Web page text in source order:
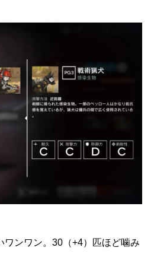
ワンワン。30（+4）匹ほど噛み